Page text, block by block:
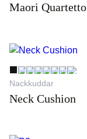
Maori Quartetto
Nackkuddar
Neck Cushion